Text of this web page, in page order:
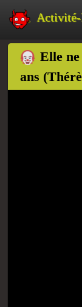
Activité-
Elle
ans